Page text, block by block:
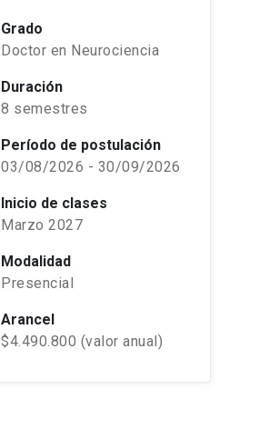
Grado
Doctor en Neurociencia
Duración
8 semestres
Período de postulación
03/08/2026 - 30/09/2026
Inicio de clases
Marzo 2027
Modalidad
Presencial
Arancel
$4.490.800 (valor anual)